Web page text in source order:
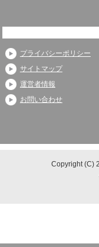
プライバシーポリシー
サイトマップ
運営者情報
お問い合わせ
Copyright (C)